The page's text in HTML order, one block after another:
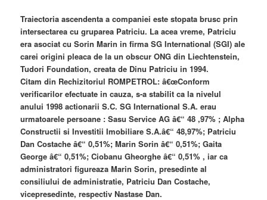
Traiectoria ascendenta a companiei este stopata brusc prin
intersectarea cu gruparea Patriciu. La acea vreme, Patriciu
era asociat cu Sorin Marin in firma SG International (SGI) ale
carei origini pleaca de la un obscur ONG din Liechtenstein,
Tudori Foundation, creata de Dinu Patriciu in 1994.
Citam din Rechizitoriul ROMPETROL: â€œConform
verificarilor efectuate in cauza, s-a stabilit ca la nivelul
anului 1998 actionarii S.C. SG International S.A. erau
urmatoarele persoane : Sasu Service AG â€“ 48 ,97% ; Alpha
Constructii si Investitii Imobiliare S.A.â€“ 48,97%; Patriciu
Dan Costache â€“ 0,51%; Marin Sorin â€“ 0,51%; Gaita
George â€“ 0,51%; Ciobanu Gheorghe â€“ 0,51% , iar ca
administratori figureaza Marin Sorin, presedinte al
consiliului de administratie, Patriciu Dan Costache,
vicepresedinte, respectiv Nastase Dan.